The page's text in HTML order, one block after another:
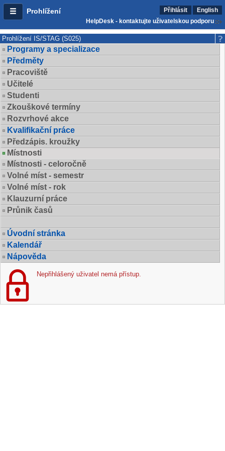
Prohlížení Přihlásit
English
HelpDesk - kontaktujte uživatelskou podporu
Prohlížení IS/STAG (S025)
Programy a specializace
Předměty
Pracoviště
Učitelé
Studenti
Zkouškové termíny
Rozvrhové akce
Kvalifikační práce
Předzápis. kroužky
Místnosti
Místnosti - celoročně
Volné míst - semestr
Volné míst - rok
Klauzurní práce
Průnik časů
Úvodní stránka
Kalendář
Nápověda
Nepřihlášený uživatel nemá přístup.